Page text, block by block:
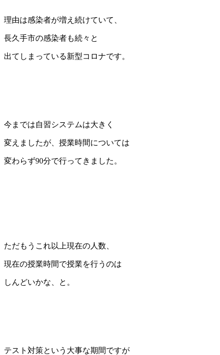
理由は感染者が増え続けていて、
長久手市の感染者も続々と
出てしまっている新型コロナです。
今までは自習システムは大きく
変えましたが、授業時間については
変わらず90分で行ってきました。
ただもうこれ以上現在の人数、
現在の授業時間で授業を行うのは
しんどいかな、と。
テスト対策という大事な期間ですが